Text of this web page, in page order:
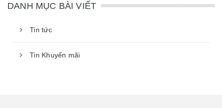
DANH MỤC BÀI VIẾT
Tin tức
Tin Khuyến mãi